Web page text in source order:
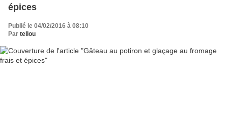
épices
Publié le 04/02/2016 à 08:10
Par tellou